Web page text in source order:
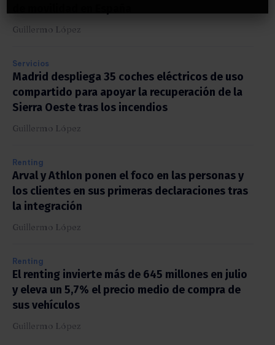
Guillermo López
Servicios
Madrid despliega 35 coches eléctricos de uso
compartido para apoyar la recuperación de la
Sierra Oeste tras los incendios
Guillermo López
Renting
Arval y Athlon ponen el foco en las personas y
los clientes en sus primeras declaraciones tras
la integración
Guillermo López
Renting
El renting invierte más de 645 millones en julio
y eleva un 5,7% el precio medio de compra de
sus vehículos
Guillermo López